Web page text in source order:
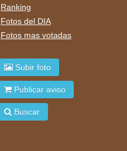
Ranking
Fotos del DIA
Fotos mas votadas
Subir foto
Publicar aviso
Buscar